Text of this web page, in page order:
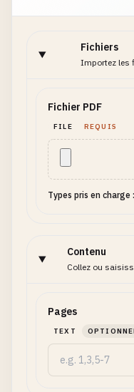
Fichiers
Importez les
Fichier PDF
FILE REQUIS
Types pris en
Contenu
Collez ou
Pages
TEXT